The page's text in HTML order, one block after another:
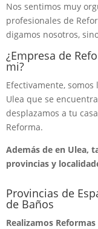
Nos sentimos muy
profesionales de
digamos nosotros,
¿Empresa de
mi?
Efectivamente,
Ulea que se
desplazamos a tu
Reforma.
Además de en Ulea,
provincias y
Provincias de
de Baños
Realizamos